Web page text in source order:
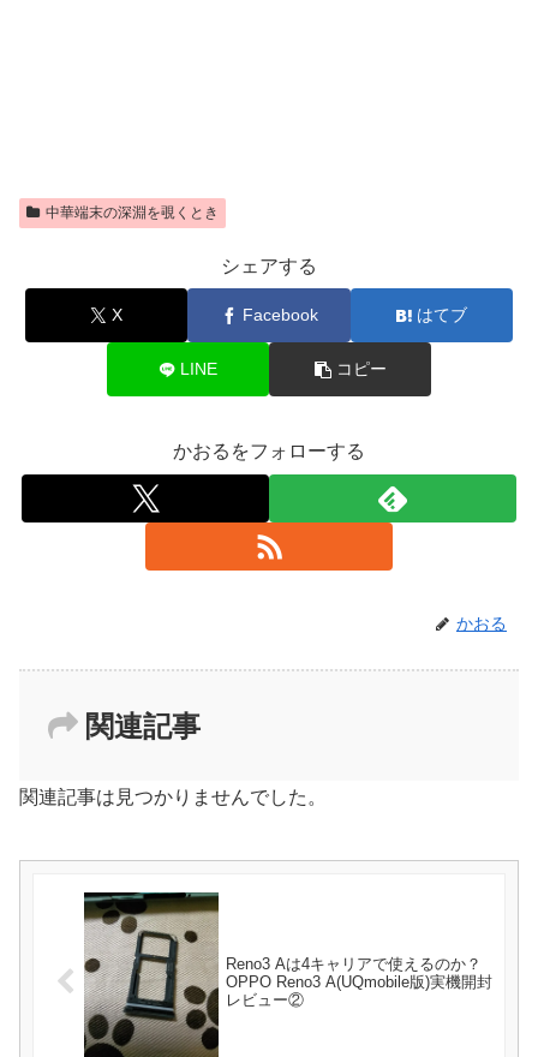
中華端末の深淵を覗くとき
シェアする
X Facebook はてブ
LINE コピー
かおるをフォローする
かおる
関連記事
関連記事は見つかりませんでした。
Reno3 Aは4キャリアで使えるのか？
OPPO Reno3 A(UQmobile版)実機開封
レビュー②